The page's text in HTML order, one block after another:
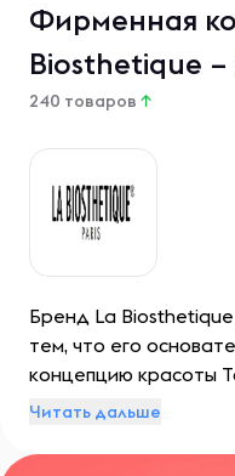
Фирменная
Biosthetique
240 товаров ↑
Бренд La
тем, что его
концепцию красоты
воплотили ее в
кожей головы,
Читать дальше